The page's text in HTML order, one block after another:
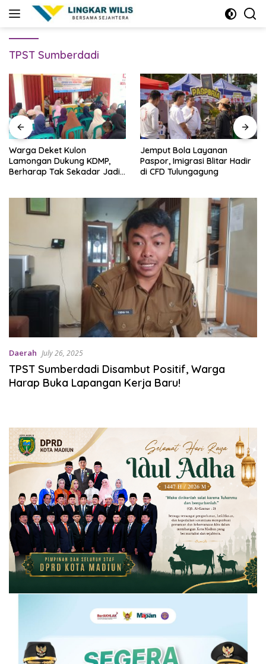
TPST Sumberdadi
Warga Deket Kulon
Lamongan Dukung KDMP,
Berharap Tak Sekadar Jadi
Jemput Bola Layanan
Paspor, Imigrasi Blitar Hadir
di CFD Tulungagung
Daerah July 26, 2025
TPST Sumberdadi Disambut Positif, Warga
Harap Buka Lapangan Kerja Baru!